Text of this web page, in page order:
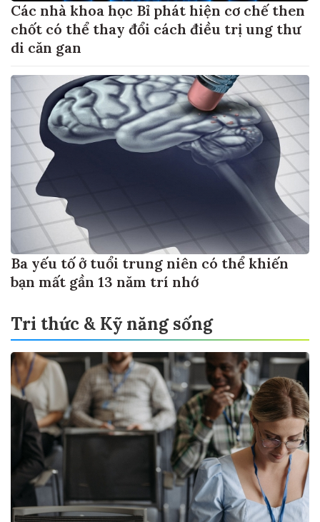
Các nhà khoa học Bỉ phát hiện cơ chế then
chốt có thể thay đổi cách điều trị ung thư
di căn gan
Ba yếu tố ở tuổi trung niên có thể khiến
bạn mất gần 13 năm trí nhớ
Tri thức & Kỹ năng sống